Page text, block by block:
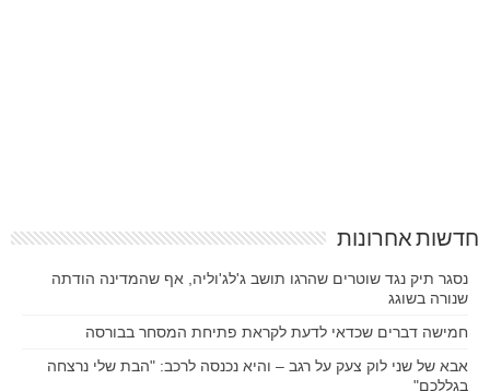
חדשות אחרונות
נסגר תיק נגד שוטרים שהרגו תושב ג'לג'וליה, אף שהמדינה הודתה
שנורה בשוגג
חמישה דברים שכדאי לדעת לקראת פתיחת המסחר בבורסה
אבא של שני לוק צעק על רגב – והיא נכנסה לרכב: "הבת שלי נרצחה
בגללכם"